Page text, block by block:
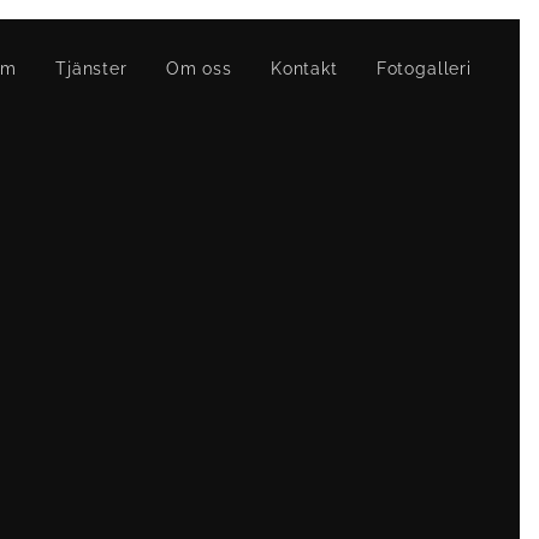
Tjänster Om oss Kontakt Fotogalleri